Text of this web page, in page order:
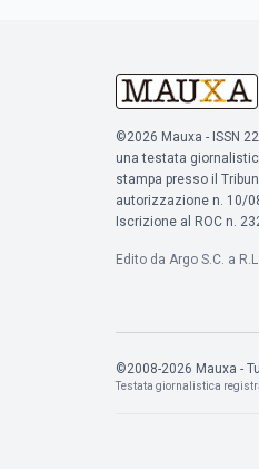
©2026 Mauxa - ISSN
una testata
stampa presso il
autorizzazione n. 10/
Iscrizione al ROC n.
Edito da Argo S.C. a
©2008-2026 Mauxa -
Testata giornalistica